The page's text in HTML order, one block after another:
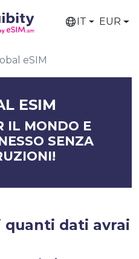
IT EUR
eSIM
ESIM
IL MONDO E
SENZA
quanti dati avrai